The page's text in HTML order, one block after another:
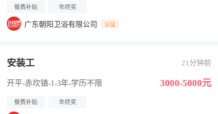
餐费补贴 年终奖
广东朝阳卫浴有限公司 认证
安装工 21分钟前
开平-赤坎镇-1-3年-学历不限 3000-5000元
餐费补贴 年终奖